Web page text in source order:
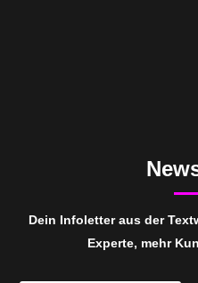
Dein Infoletter aus der
Experte, mehr